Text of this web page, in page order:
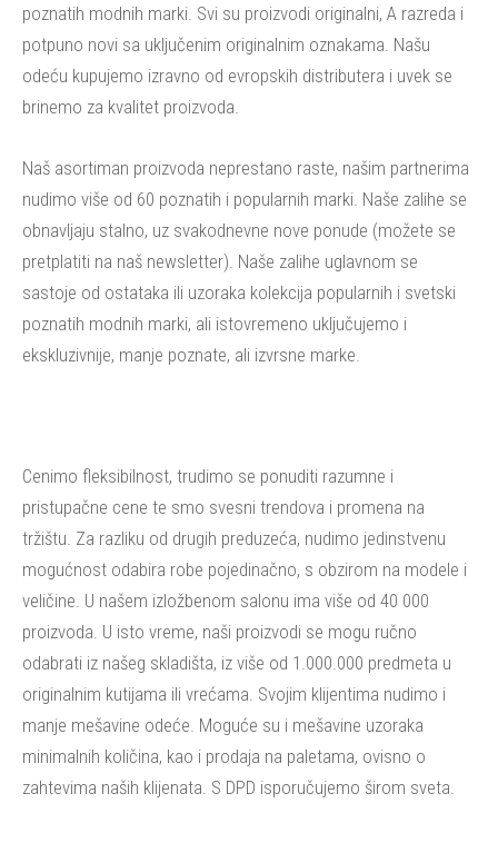
poznatih modnih marki. Svi su proizvodi originalni, A razreda i
potpuno novi sa uključenim originalnim oznakama. Našu
odeću kupujemo izravno od evropskih distributera i uvek se
brinemo za kvalitet proizvoda.
Naš asortiman proizvoda neprestano raste, našim partnerima
nudimo više od 60 poznatih i popularnih marki. Naše zalihe se
obnavljaju stalno, uz svakodnevne nove ponude (možete se
pretplatiti na naš newsletter). Naše zalihe uglavnom se
sastoje od ostataka ili uzoraka kolekcija popularnih i svetski
poznatih modnih marki, ali istovremeno uključujemo i
ekskluzivnije, manje poznate, ali izvrsne marke.
Cenimo fleksibilnost, trudimo se ponuditi razumne i
pristupačne cene te smo svesni trendova i promena na
tržištu. Za razliku od drugih preduzeća, nudimo jedinstvenu
mogućnost odabira robe pojedinačno, s obzirom na modele i
veličine. U našem izložbenom salonu ima više od 40 000
proizvoda. U isto vreme, naši proizvodi se mogu ručno
odabrati iz našeg skladišta, iz više od 1.000.000 predmeta u
originalnim kutijama ili vrećama. Svojim klijentima nudimo i
manje mešavine odeće. Moguće su i mešavine uzoraka
minimalnih količina, kao i prodaja na paletama, ovisno o
zahtevima naših klijenata. S DPD isporučujemo širom sveta.